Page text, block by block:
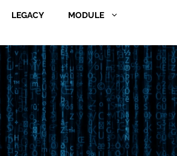
LEGACY MODULE